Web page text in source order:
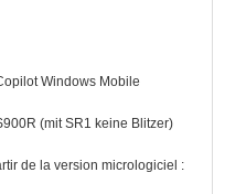
Windows Mobile
(mit SR1 keine Blitzer)
de la version micrologiciel :